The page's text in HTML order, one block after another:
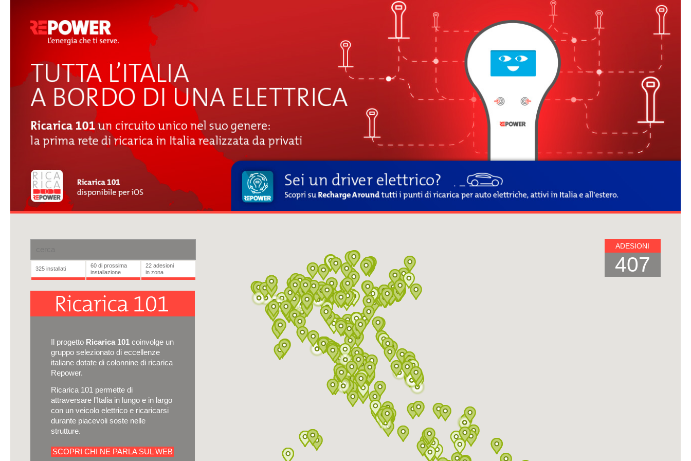
325 installati 60 di prossima
installazione
22 adesioni
in zona
ADESIONI
407
Il progetto Ricarica 101 coinvolge un
gruppo selezionato di eccellenze
italiane dotate di colonnine di ricarica
Repower.
Ricarica 101 permette di
attraversare l’Italia in lungo e in largo
con un veicolo elettrico e ricaricarsi
durante piacevoli soste nelle
strutture.
SCOPRI CHI NE PARLA SUL WEB